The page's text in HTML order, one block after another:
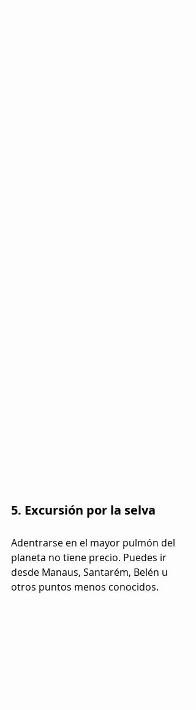
5. Excursión por la selva
Adentrarse en el mayor pulmón del
planeta no tiene precio. Puedes ir
desde Manaus, Santarém, Belén u
otros puntos menos conocidos.